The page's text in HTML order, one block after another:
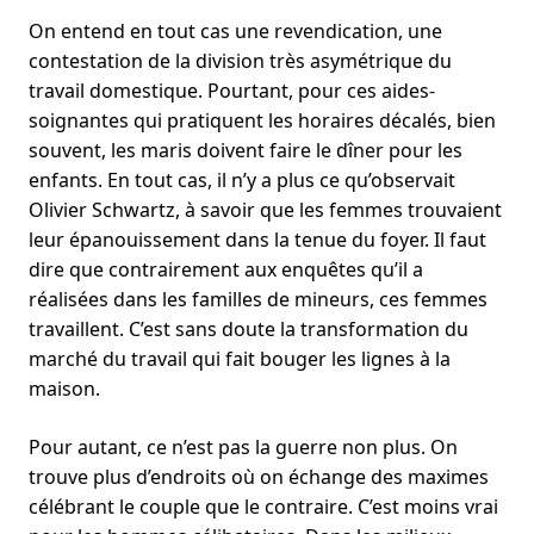
On entend en tout cas une revendication, une
contestation de la division très asymétrique du
travail domestique. Pourtant, pour ces aides-
soignantes qui pratiquent les horaires décalés, bien
souvent, les maris doivent faire le dîner pour les
enfants. En tout cas, il n’y a plus ce qu’observait
Olivier Schwartz, à savoir que les femmes trouvaient
leur épanouissement dans la tenue du foyer. Il faut
dire que contrairement aux enquêtes qu’il a
réalisées dans les familles de mineurs, ces femmes
travaillent. C’est sans doute la transformation du
marché du travail qui fait bouger les lignes à la
maison.
Pour autant, ce n’est pas la guerre non plus. On
trouve plus d’endroits où on échange des maximes
célébrant le couple que le contraire. C’est moins vrai